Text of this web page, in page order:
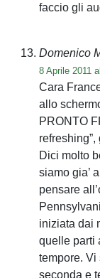
faccio gli
Domenico
8 Aprile 2011
Cara
allo
PRONTO
refreshing”,
Dici molto
siamo gia’
pensare
iniziata dai
quelle parti
tempore.
seconda e